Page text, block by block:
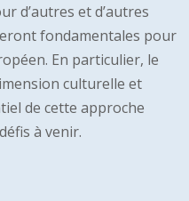
d’autres et d’autres
fondamentales pour
En particulier, le
culturelle et
de cette approche
à venir.